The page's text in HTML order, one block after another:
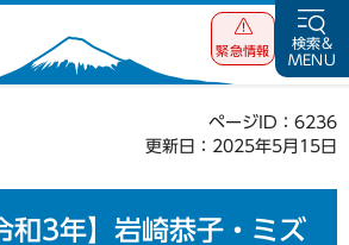
緊急情報
検索&
MENU
ページID：6236
更新日：2025年5月15日
和3年】岩崎恭子・ミズ